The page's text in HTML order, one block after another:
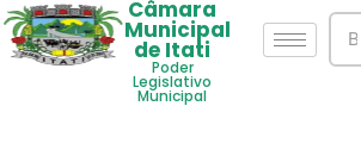
Câmara
Municipal
de Itati
Poder
Legislativo
Municipal